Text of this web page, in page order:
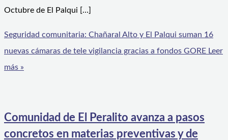
Octubre de El Palqui […]
Seguridad comunitaria: Chañaral Alto y El Palqui suman 16
nuevas cámaras de tele vigilancia gracias a fondos GORE Leer
más »
Comunidad de El Peralito avanza a pasos
concretos en materias preventivas y de